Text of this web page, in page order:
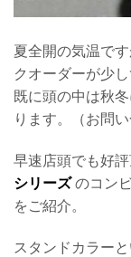
夏全開の気温で
クオーダーが少
既に頭の中は秋
ります。（お問
早速店頭でも好
シリーズのコン
をご紹介。
スタンドカラー